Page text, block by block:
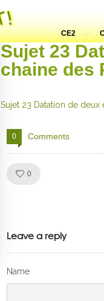
CE2
Sujet 23
chaine des
Sujet 23 Datation de
0 Comments
0
Leave a reply
Name